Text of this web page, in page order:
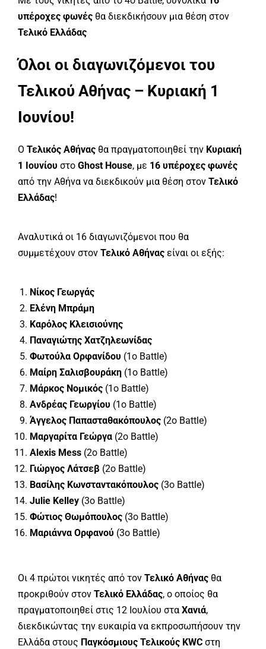
υπέροχες φωνές θα διεκδικήσουν μια θέση στον
Τελικό Ελλάδας
Όλοι οι διαγωνιζόμενοι του
Τελικού Αθήνας – Κυριακή 1
Ιουνίου!
Ο Τελικός Αθήνας θα πραγματοποιηθεί την Κυριακή
1 Ιουνίου στο Ghost House, με 16 υπέροχες φωνές
από την Αθήνα να διεκδικούν μια θέση στον Τελικό
Ελλάδας!
Αναλυτικά οι 16 διαγωνιζόμενοι που θα
συμμετέχουν στον Τελικό Αθήνας είναι οι εξής:
Νίκος Γεωργάς
Ελένη Μπράμη
Καρόλος Κλεισιούνης
Παναγιώτης Χατζηλεωνίδας
Φωτούλα Ορφανίδου (1ο Battle)
Μαίρη Σαλισβουράκη (1ο Battle)
Μάρκος Νομικός (1ο Battle)
Ανδρέας Γεωργίου (1ο Battle)
Άγγελος Παπασταθακόπουλος (2ο Battle)
Μαργαρίτα Γεώργα (2ο Battle)
Alexis Mess (2ο Battle)
Γιώργος Λάτσεβ (2ο Battle)
Βασίλης Κωνσταντακόπουλος (3ο Battle)
Julie Kelley (3ο Battle)
Φώτιος Θωμόπουλος (3ο Battle)
Μαριάννα Ορφανού (3ο Battle)
Οι 4 πρώτοι νικητές από τον Τελικό Αθήνας θα
προκριθούν στον Τελικό Ελλάδας, ο οποίος θα
πραγματοποιηθεί στις 12 Ιουλίου στα Χανιά,
διεκδικώντας την ευκαιρία να εκπροσωπήσουν την
Ελλάδα στους Παγκόσμιους Τελικούς KWC στη